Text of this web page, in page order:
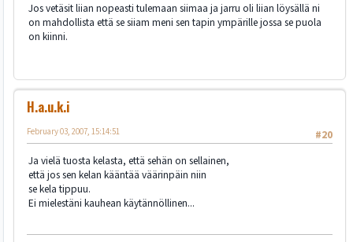
Jos vetäsit liian nopeasti tulemaan siimaa ja jarru oli liian löysällä ni
on mahdollista että se siiam meni sen tapin ympärille jossa se puola
on kiinni.
H.a.u.k.i
#20
February 03, 2007, 15:14:51
Ja vielä tuosta kelasta, että sehän on sellainen,
että jos sen kelan kääntää väärinpäin niin
se kela tippuu.
Ei mielestäni kauhean käytännöllinen...